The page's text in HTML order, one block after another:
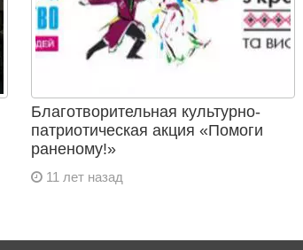
Благотворительная культурно-
патриотическая акция «Помоги
раненому!»
11 лет назад